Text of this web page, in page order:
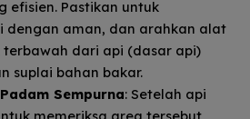
efisien. Pastikan untuk
dengan aman, dan arahkan alat
dari api (dasar api)
suplai bahan bakar.
Sempurna: Setelah api